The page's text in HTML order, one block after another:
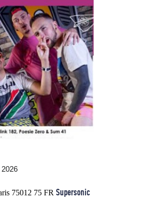
75012 75 FR Supersonic